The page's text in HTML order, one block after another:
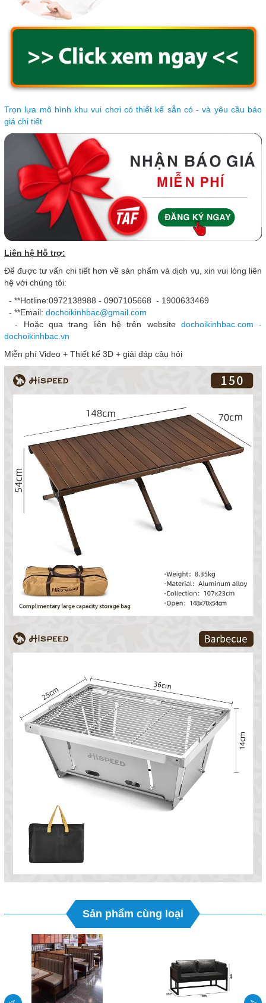
Trọn lựa mô hình khu vui chơi có thiết kế sẵn có - và yêu cầu báo
giá chi tiết
Liên hệ Hỗ trợ:
Để được tư vấn chi tiết hơn về sản phẩm và dịch vụ, xin vui lòng liên
hệ với chúng tôi:
- **Hotline:0972138988 - 0907105668 - 1900633469
- **Email: dochoikinhbac@gmail.com
- Hoặc qua trang liên hệ trên website dochoikinhbac.com -
dochoikinhbac.vn
Miễn phí Video + Thiết kế 3D + giải đáp câu hỏi
Sản phẩm cùng loại